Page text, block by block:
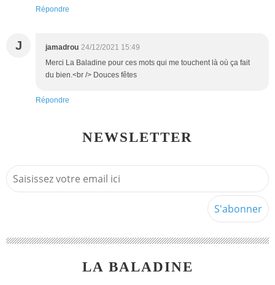
Répondre
J jamadrou 24/12/2021 15:49
Merci La Baladine pour ces mots qui me touchent là où ça fait
du bien.<br /> Douces fêtes
Répondre
NEWSLETTER
LA BALADINE